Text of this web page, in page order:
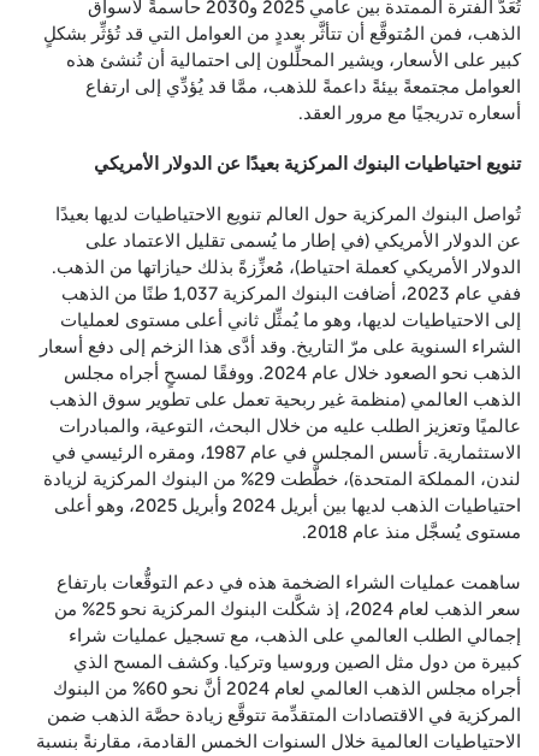
تُعَدُّ الفترة الممتدة بين عامي 2025 و2030 حاسمةً لأسواق
الذهب، فمن المُتوقَّع أن تتأثَّر بعددٍ من العوامل التي قد تُؤثِّر بشكلٍ
كبير على الأسعار، ويشير المحلِّلون إلى احتمالية أن تُنشئ هذه
العوامل مجتمعةً بيئةً داعمةً للذهب، ممَّا قد يُؤدِّي إلى ارتفاع
أسعاره تدريجيًا مع مرور العقد.
تنويع احتياطيات البنوك المركزية بعيدًا عن الدولار الأمريكي
تُواصل البنوك المركزية حول العالم تنويع الاحتياطيات لديها بعيدًا
عن الدولار الأمريكي (في إطار ما يُسمى تقليل الاعتماد على
الدولار الأمريكي كعملة احتياط)، مُعزِّزةً بذلك حيازاتها من الذهب.
ففي عام 2023، أضافت البنوك المركزية 1,037 طنًا من الذهب
إلى الاحتياطيات لديها، وهو ما يُمثِّل ثاني أعلى مستوى لعمليات
الشراء السنوية على مرّ التاريخ. وقد أدَّى هذا الزخم إلى دفع أسعار
الذهب نحو الصعود خلال عام 2024. ووفقًا لمسحٍ أجراه مجلس
الذهب العالمي (منظمة غير ربحية تعمل على تطوير سوق الذهب
عالميًا وتعزيز الطلب عليه من خلال البحث، التوعية، والمبادرات
الاستثمارية. تأسس المجلس في عام 1987، ومقره الرئيسي في
لندن، المملكة المتحدة)، خطَّطت 29% من البنوك المركزية لزيادة
احتياطيات الذهب لديها بين أبريل 2024 وأبريل 2025، وهو أعلى
مستوى يُسجَّل منذ عام 2018.
ساهمت عمليات الشراء الضخمة هذه في دعم التوقُّعات بارتفاع
سعر الذهب لعام 2024، إذ شكَّلت البنوك المركزية نحو 25% من
إجمالي الطلب العالمي على الذهب، مع تسجيل عمليات شراء
كبيرة من دول مثل الصين وروسيا وتركيا. وكشف المسح الذي
أجراه مجلس الذهب العالمي لعام 2024 أنَّ نحو 60% من البنوك
المركزية في الاقتصادات المتقدِّمة تتوقَّع زيادة حصَّة الذهب ضمن
الاحتياطيات العالمية خلال السنوات الخمس القادمة، مقارنةً بنسبة